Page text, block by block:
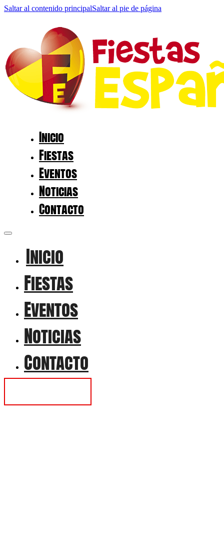
Saltar al contenido principalSaltar al pie de página
Inicio
Fiestas
Eventos
Noticias
Contacto
Inicio
Fiestas
Eventos
Noticias
Contacto